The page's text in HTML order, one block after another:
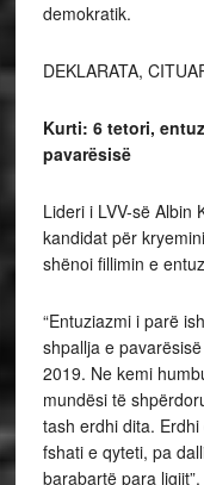
demokratik.
DEKLARATA,
Kurti: 6 tetori,
pavarësisë
Lideri i LVV-së Albin
kandidat për
shënoi fillimin e
“Entuziazmi i parë
shpallja e
2019. Ne kemi
mundësi të
tash erdhi dita.
fshati e qyteti, pa
barabartë para